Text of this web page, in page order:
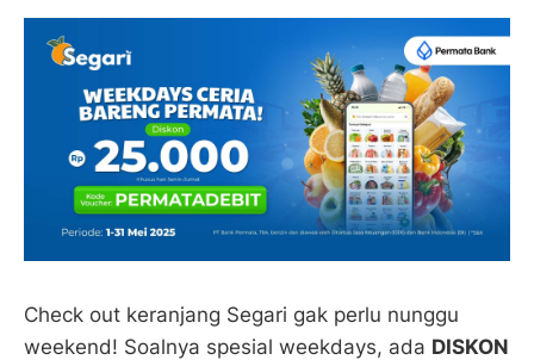
Check out keranjang Segari gak perlu nunggu
weekend! Soalnya spesial weekdays, ada DISKON